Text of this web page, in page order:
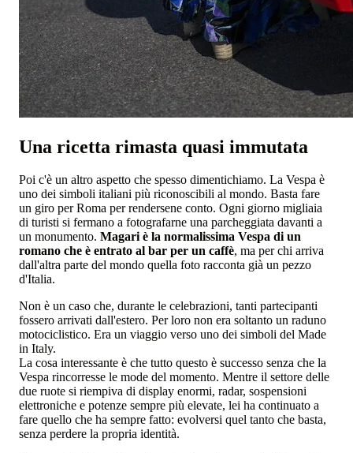
Una ricetta rimasta quasi immutata
Poi c'è un altro aspetto che spesso dimentichiamo. La Vespa è
uno dei simboli italiani più riconoscibili al mondo. Basta fare
un giro per Roma per rendersene conto. Ogni giorno migliaia
di turisti si fermano a fotografarne una parcheggiata davanti a
un monumento. Magari è la normalissima Vespa di un
romano che è entrato al bar per un caffè, ma per chi arriva
dall'altra parte del mondo quella foto racconta già un pezzo
d'Italia.
Non è un caso che, durante le celebrazioni, tanti partecipanti
fossero arrivati dall'estero. Per loro non era soltanto un raduno
motociclistico. Era un viaggio verso uno dei simboli del Made
in Italy.
La cosa interessante è che tutto questo è successo senza che la
Vespa rincorresse le mode del momento. Mentre il settore delle
due ruote si riempiva di display enormi, radar, sospensioni
elettroniche e potenze sempre più elevate, lei ha continuato a
fare quello che ha sempre fatto: evolversi quel tanto che basta,
senza perdere la propria identità.